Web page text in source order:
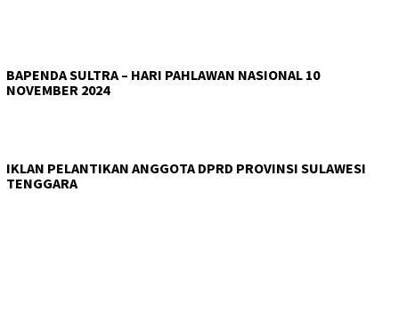
BAPENDA SULTRA – HARI PAHLAWAN NASIONAL 10
NOVEMBER 2024
IKLAN PELANTIKAN ANGGOTA DPRD PROVINSI SULAWESI
TENGGARA